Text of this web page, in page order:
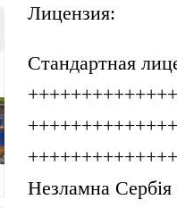
Лицензия:
Стандартная
Незламна Сербія